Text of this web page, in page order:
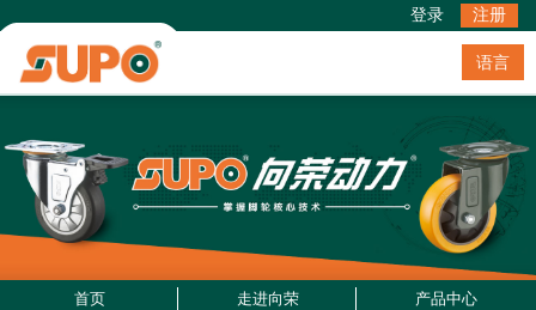
登录 注册
语言
首页 走进向荣 产品中心